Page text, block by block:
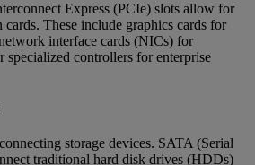
Express (PCIe) slots allow for
These include graphics cards for
interface cards (NICs) for
specialized controllers for enterprise
storage devices. SATA (Serial
traditional hard disk drives (HDDs)